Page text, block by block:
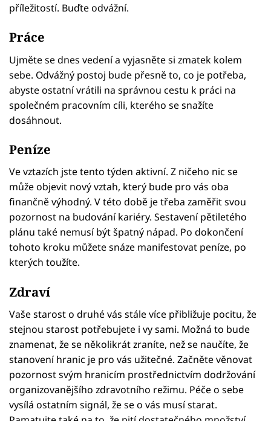
příležitostí. Buďte odvážní.
Práce
Ujměte se dnes vedení a vyjasněte si zmatek kolem
sebe. Odvážný postoj bude přesně to, co je potřeba,
abyste ostatní vrátili na správnou cestu k práci na
společném pracovním cíli, kterého se snažíte
dosáhnout.
Peníze
Ve vztazích jste tento týden aktivní. Z ničeho nic se
může objevit nový vztah, který bude pro vás oba
finančně výhodný. V této době je třeba zaměřit svou
pozornost na budování kariéry. Sestavení pětiletého
plánu také nemusí být špatný nápad. Po dokončení
tohoto kroku můžete snáze manifestovat peníze, po
kterých toužíte.
Zdraví
Vaše starost o druhé vás stále více přibližuje pocitu, že
stejnou starost potřebujete i vy sami. Možná to bude
znamenat, že se několikrát zraníte, než se naučíte, že
stanovení hranic je pro vás užitečné. Začněte věnovat
pozornost svým hranicím prostřednictvím dodržování
organizovanějšího zdravotního režimu. Péče o sebe
vysílá ostatním signál, že se o vás musí starat.